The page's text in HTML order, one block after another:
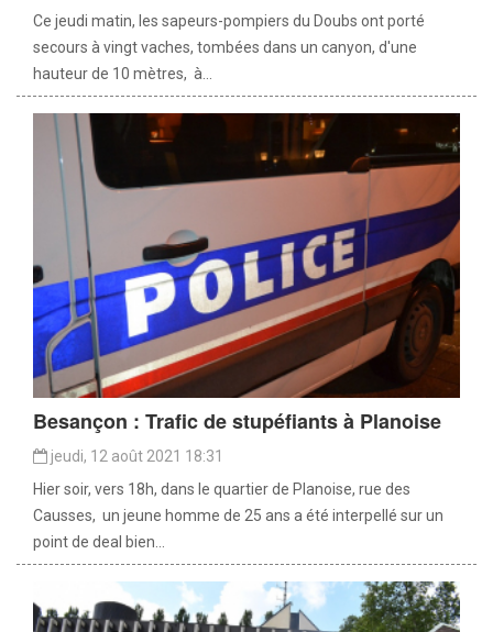
Ce jeudi matin, les sapeurs-pompiers du Doubs ont porté
secours à vingt vaches, tombées dans un canyon, d'une
hauteur de 10 mètres, à...
Besançon : Trafic de stupéfiants à Planoise
jeudi, 12 août 2021 18:31
Hier soir, vers 18h, dans le quartier de Planoise, rue des
Causses, un jeune homme de 25 ans a été interpellé sur un
point de deal bien...